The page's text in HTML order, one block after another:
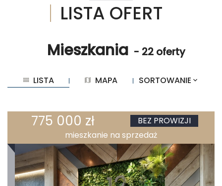
LISTA OFERT
Mieszkania- 22 oferty
LISTA MAPA SORTOWANIE
775 000 zł
BEZ PROWIZJI
mieszkanie na sprzedaż